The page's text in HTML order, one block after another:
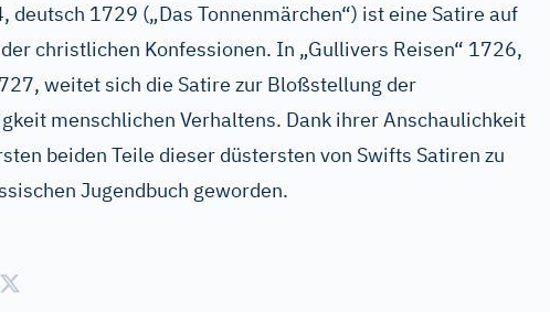
deutsch 1729 („Das Tonnenmärchen“) ist eine Satire auf
christlichen Konfessionen. In „Gullivers Reisen“ 1726,
weitet sich die Satire zur Bloßstellung der
menschlichen Verhaltens. Dank ihrer Anschaulichkeit
beiden Teile dieser düstersten von Swifts Satiren zu
Jugendbuch geworden.